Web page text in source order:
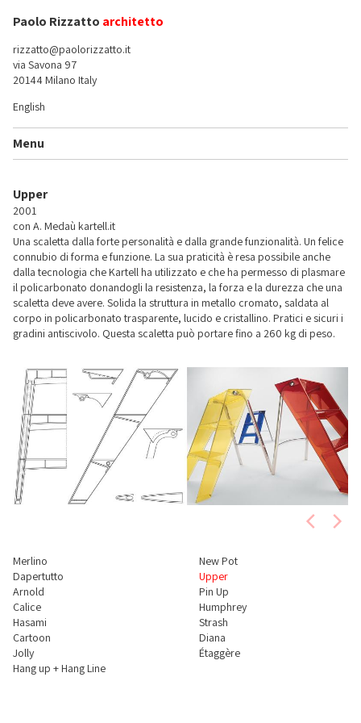
Paolo Rizzatto architetto
rizzatto@paolorizzatto.it
via Savona 97
20144 Milano Italy
English
Menu
Upper
2001
con A. Medaù kartell.it
Una scaletta dalla forte personalità e dalla grande funzionalità. Un felice
connubio di forma e funzione. La sua praticità è resa possibile anche
dalla tecnologia che Kartell ha utilizzato e che ha permesso di plasmare
il policarbonato donandogli la resistenza, la forza e la durezza che una
scaletta deve avere. Solida la struttura in metallo cromato, saldata al
corpo in policarbonato trasparente, lucido e cristallino. Pratici e sicuri i
gradini antiscivolo. Questa scaletta può portare fino a 260 kg di peso.
Merlino
Dapertutto
Arnold
Calice
Hasami
Cartoon
Jolly
Hang up + Hang Line
New Pot
Upper
Pin Up
Humphrey
Strash
Diana
Étaggère